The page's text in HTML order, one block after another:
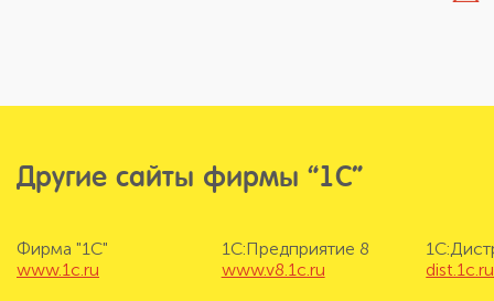
Другие сайты фирмы “1С”
Фирма "1С"
www.1c.ru
1С:Предприятие 8
www.v8.1c.ru
dist.1c.ru